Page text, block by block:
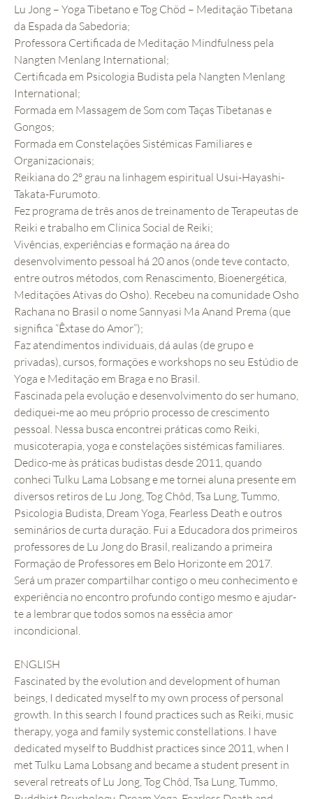
Lu Jong – Yoga Tibetano e Tog Chöd – Meditação Tibetana
da Espada da Sabedoria;
Professora Certificada de Meditação Mindfulness pela
Nangten Menlang International;
Certificada em Psicologia Budista pela Nangten Menlang
International;
Formada em Massagem de Som com Taças Tibetanas e
Gongos;
Formada em Constelações Sistémicas Familiares e
Organizacionais;
Reikiana do 2º grau na linhagem espiritual Usui-Hayashi-
Takata-Furumoto.
Fez programa de três anos de treinamento de Terapeutas de
Reiki e trabalho em Clinica Social de Reiki;
Vivências, experiências e formação na área do
desenvolvimento pessoal há 20 anos (onde teve contacto,
entre outros métodos, com Renascimento, Bioenergética,
Meditações Ativas do Osho). Recebeu na comunidade Osho
Rachana no Brasil o nome Sannyasi Ma Anand Prema (que
significa “Êxtase do Amor”);
Faz atendimentos individuais, dá aulas (de grupo e
privadas), cursos, formações e workshops no seu Estúdio de
Yoga e Meditação em Braga e no Brasil.
Fascinada pela evolução e desenvolvimento do ser humano,
dediquei-me ao meu próprio processo de crescimento
pessoal. Nessa busca encontrei práticas como Reiki,
musicoterapia, yoga e constelações sistémicas familiares.
Dedico-me às práticas budistas desde 2011, quando
conheci Tulku Lama Lobsang e me tornei aluna presente em
diversos retiros de Lu Jong, Tog Chôd, Tsa Lung, Tummo,
Psicologia Budista, Dream Yoga, Fearless Death e outros
seminários de curta duração. Fui a Educadora dos primeiros
professores de Lu Jong do Brasil, realizando a primeira
Formação de Professores em Belo Horizonte em 2017.
Será um prazer compartilhar contigo o meu conhecimento e
experiência no encontro profundo contigo mesmo e ajudar-
te a lembrar que todos somos na essêcia amor
incondicional.
ENGLISH
Fascinated by the evolution and development of human
beings, I dedicated myself to my own process of personal
growth. In this search I found practices such as Reiki, music
therapy, yoga and family systemic constellations. I have
dedicated myself to Buddhist practices since 2011, when I
met Tulku Lama Lobsang and became a student present in
several retreats of Lu Jong, Tog Chôd, Tsa Lung, Tummo,